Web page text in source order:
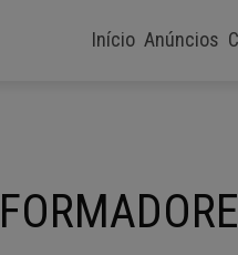
Início Anúncios